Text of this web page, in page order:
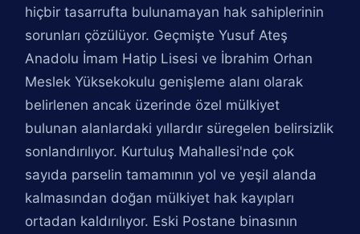
hiçbir tasarrufta bulunamayan hak sahiplerinin
sorunları çözülüyor. Geçmişte Yusuf Ateş
Anadolu İmam Hatip Lisesi ve İbrahim Orhan
Meslek Yüksekokulu genişleme alanı olarak
belirlenen ancak üzerinde özel mülkiyet
bulunan alanlardaki yıllardır süregelen belirsizlik
sonlandırılıyor. Kurtuluş Mahallesi'nde çok
sayıda parselin tamamının yol ve yeşil alanda
kalmasından doğan mülkiyet hak kayıpları
ortadan kaldırılıyor. Eski Postane binasının